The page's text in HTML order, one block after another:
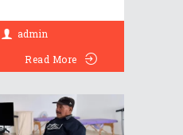
admin
Read More